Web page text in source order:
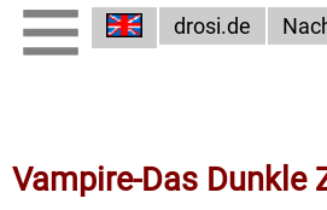
drosi.de
Vampire-Das Dunkle